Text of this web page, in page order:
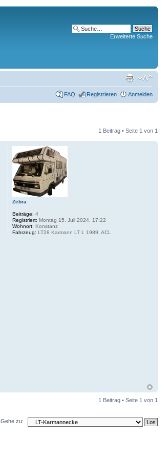
Erweiterte Suche
FAQ Registrieren Anmelden
1 Beitrag • Seite 1 von 1
Zebra
Beiträge: 4
Registriert: Montag 15. Juli 2024, 17:22
Wohnort: Konstanz
Fahrzeug: LT28 Karmann LT L 1989, ACL
1 Beitrag • Seite 1 von 1
Gehe zu: